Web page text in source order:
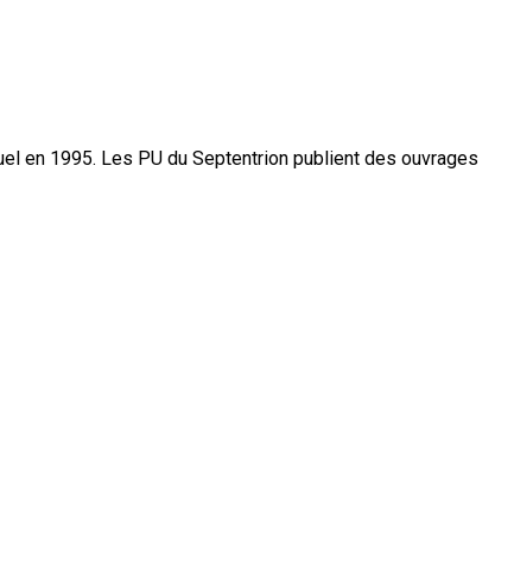
en 1995. Les PU du Septentrion publient des ouvrages